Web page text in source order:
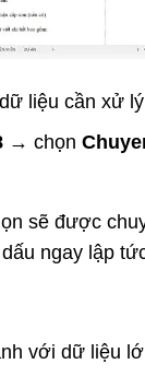
liệu cần xử lý
→ chọn
sẽ được
ngay lập
với dữ liệu